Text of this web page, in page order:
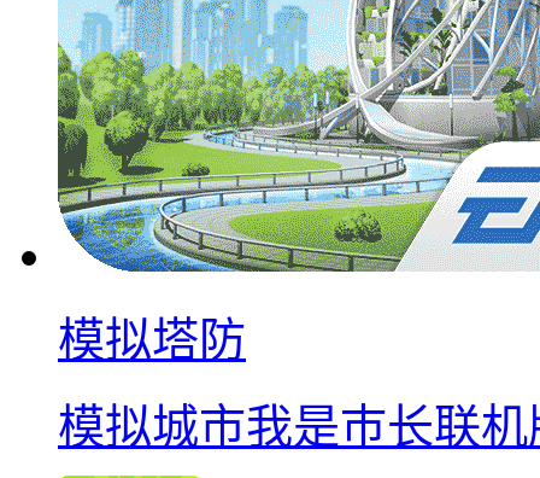
模拟塔防
模拟城市我是巿长联机